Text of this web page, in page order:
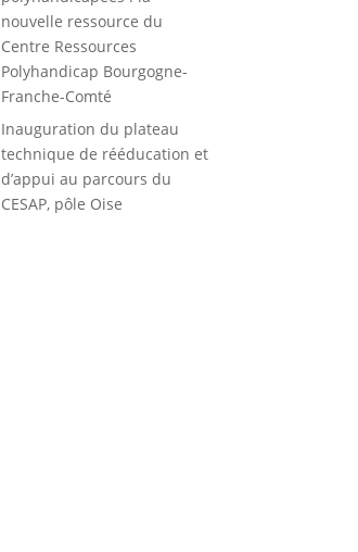
nouvelle ressource du
Centre Ressources
Polyhandicap Bourgogne-
Franche-Comté
Inauguration du plateau
technique de rééducation et
d’appui au parcours du
CESAP, pôle Oise